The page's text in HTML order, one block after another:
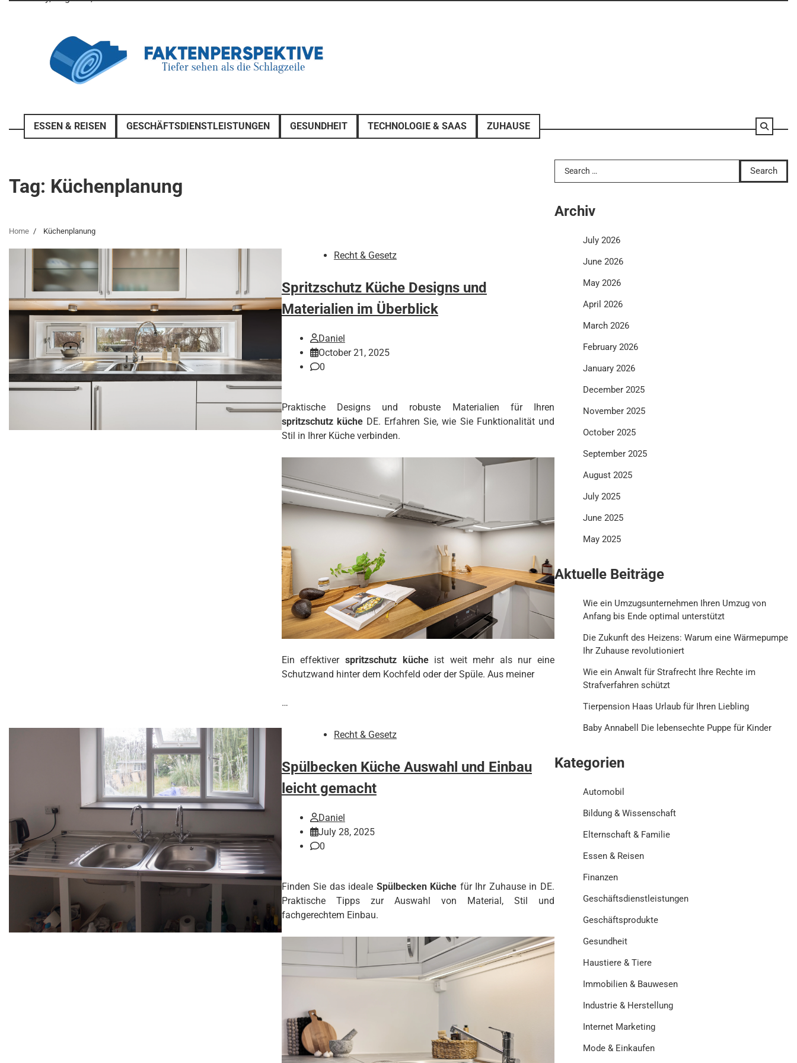
ESSEN & REISEN GESCHÄFTSDIENSTLEISTUNGEN GESUNDHEIT TECHNOLOGIE & SAAS ZUHAUSE
Tag: Küchenplanung
Home Küchenplanung
Recht & Gesetz
Spritzschutz Küche Designs und
Materialien im Überblick
Daniel
October 21, 2025
0
Praktische Designs und robuste Materialien für Ihren
spritzschutz küche DE. Erfahren Sie, wie Sie Funktionalität und
Stil in Ihrer Küche verbinden.
Ein effektiver spritzschutz kücheist weit mehr als nur eine
Schutzwand hinter dem Kochfeld oder der Spüle. Aus meiner
…
Recht & Gesetz
Spülbecken Küche Auswahl und Einbau
leicht gemacht
Daniel
July 28, 2025
0
Finden Sie das ideale Spülbecken Küche für Ihr Zuhause in DE.
Praktische Tipps zur Auswahl von Material, Stil und
fachgerechtem Einbau.
Search
for:
Archiv
July 2026
June 2026
May 2026
April 2026
March 2026
February 2026
January 2026
December 2025
November 2025
October 2025
September 2025
August 2025
July 2025
June 2025
May 2025
Aktuelle Beiträge
Wie ein Umzugsunternehmen Ihren Umzug von
Anfang bis Ende optimal unterstützt
Die Zukunft des Heizens: Warum eine Wärmepumpe
Ihr Zuhause revolutioniert
Wie ein Anwalt für Strafrecht Ihre Rechte im
Strafverfahren schützt
Tierpension Haas Urlaub für Ihren Liebling
Baby Annabell Die lebensechte Puppe für Kinder
Kategorien
Automobil
Bildung & Wissenschaft
Elternschaft & Familie
Essen & Reisen
Finanzen
Geschäftsdienstleistungen
Geschäftsprodukte
Gesundheit
Haustiere & Tiere
Immobilien & Bauwesen
Industrie & Herstellung
Internet Marketing
Mode & Einkaufen